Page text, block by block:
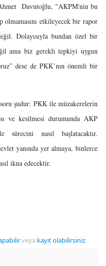
Ahmet Davutoğlu, "AKPM'nin bu
etkileyecek bir rapor
Dolayısıyla bundan özel bir
ama biz gerekli tepkiyi uygun
dese de PKK’nın önemli bir
şudur: PKK ile müzakerelerin
ve kesilmesi durumunda AKP
sürecini nasıl başlatacaktır.
yanında yer almaya, binlerce
ikna edecektir.
veya kayıt olabilirsiniz.